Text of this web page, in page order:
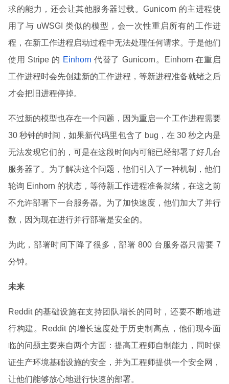
求的能力，还会让其他服务器过载。Gunicorn 的主进程使
用了与 uWSGI 类似的模型，会一次性重启所有的工作进
程，在新工作进程启动过程中无法处理任何请求。于是他们
使用 Stripe 的 Einhorn 代替了 Gunicorn。Einhorn 在重启
工作进程时会先创建新的工作进程，等新进程准备就绪之后
才会把旧进程停掉。
不过新的模型也存在一个问题，因为重启一个工作进程需要
30 秒钟的时间，如果新代码里包含了 bug，在 30 秒之内是
无法发现它们的，可是在这段时间内可能已经部署了好几台
服务器了。为了解决这个问题，他们引入了一种机制，他们
轮询 Einhorn 的状态，等待新工作进程准备就绪，在这之前
不允许部署下一台服务器。为了加快速度，他们加大了并行
数，因为现在进行并行部署是安全的。
为此，部署时间下降了很多，部署 800 台服务器只需要 7
分钟。
未来
Reddit 的基础设施在支持团队增长的同时，还要不断地进
行构建。Reddit 的增长速度处于历史制高点，他们现今面
临的问题主要来自两个方面：提高工程师自制能力，同时保
证生产环境基础设施的安全，并为工程师提供一个安全网，
让他们能够放心地进行快速的部署。